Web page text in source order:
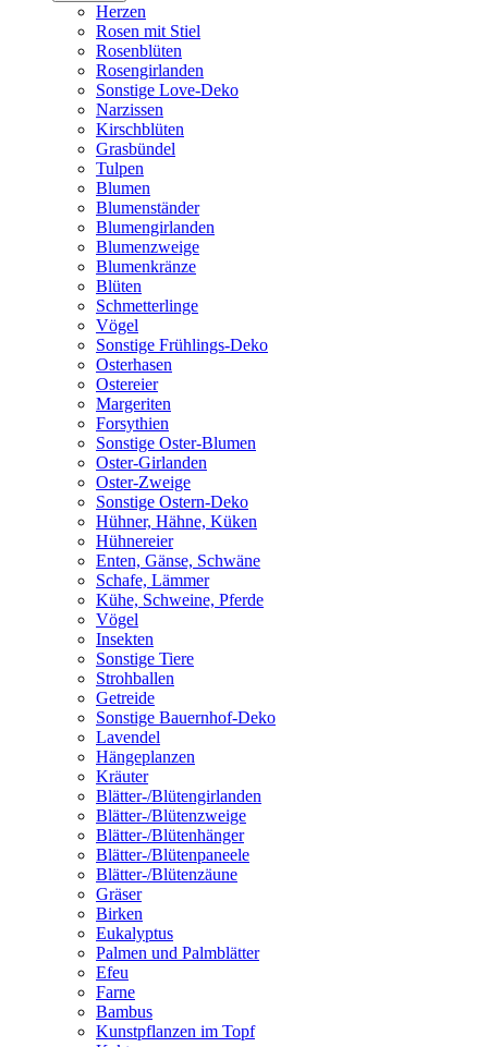
Herzen
Rosen mit Stiel
Rosenblüten
Rosengirlanden
Sonstige Love-Deko
Narzissen
Kirschblüten
Grasbündel
Tulpen
Blumen
Blumenständer
Blumengirlanden
Blumenzweige
Blumenkränze
Blüten
Schmetterlinge
Vögel
Sonstige Frühlings-Deko
Osterhasen
Ostereier
Margeriten
Forsythien
Sonstige Oster-Blumen
Oster-Girlanden
Oster-Zweige
Sonstige Ostern-Deko
Hühner, Hähne, Küken
Hühnereier
Enten, Gänse, Schwäne
Schafe, Lämmer
Kühe, Schweine, Pferde
Vögel
Insekten
Sonstige Tiere
Strohballen
Getreide
Sonstige Bauernhof-Deko
Lavendel
Hängeplanzen
Kräuter
Blätter-/Blütengirlanden
Blätter-/Blütenzweige
Blätter-/Blütenhänger
Blätter-/Blütenpaneele
Blätter-/Blütenzäune
Gräser
Birken
Eukalyptus
Palmen und Palmblätter
Efeu
Farne
Bambus
Kunstpflanzen im Topf